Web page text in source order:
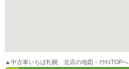
▲中古車いちば札幌 北店の地図・ｱｸｾｽTOPへ